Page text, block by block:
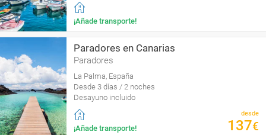
¡Añade transporte!
Paradores en Canarias
Paradores
La Palma, España
Desde 3 días / 2 noches
Desayuno incluido
¡Añade transporte!
desde
137€